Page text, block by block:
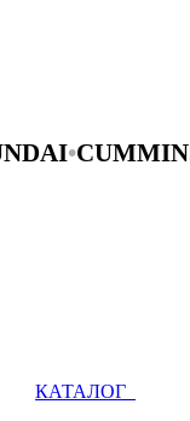
•
КАТАЛОГ